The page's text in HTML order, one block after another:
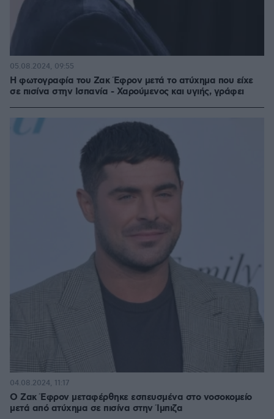
Η φωτογραφία του Ζακ Έφρον μετά το ατύχημα που είχε
σε πισίνα στην Ισπανία - Χαρούμενος και υγιής, γράφει
05.08.2024, 09:55
Ο Ζακ Έφρον μεταφέρθηκε εσπευσμένα στο νοσοκομείο
μετά από ατύχημα σε πισίνα στην Ίμπιζα
04.08.2024, 11:17